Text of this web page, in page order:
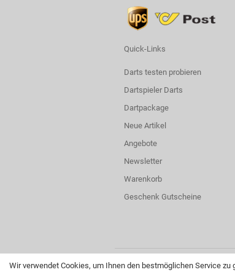
Wir verwendet Cookies, um Ihnen den bestmöglichen Service
Quick-Links
Darts testen probieren
Dartspieler Darts
Dartpackage
Neue Artikel
Angebote
Newsletter
Warenkorb
Geschenk Gutscheine